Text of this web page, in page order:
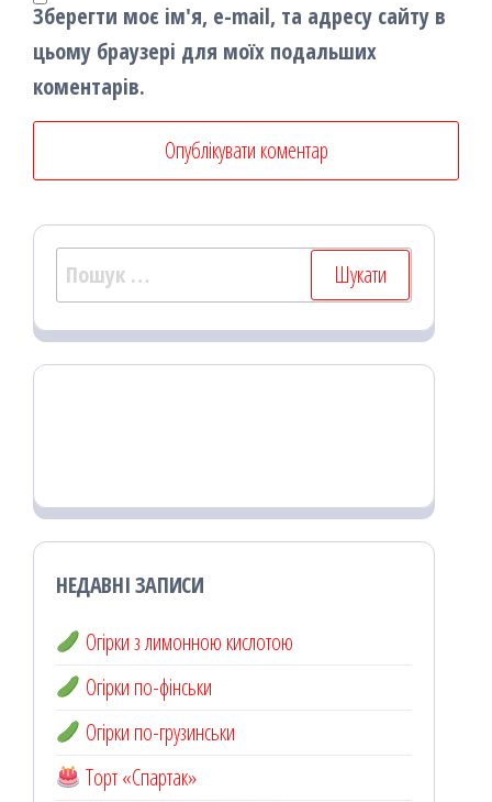
Зберегти моє ім'я, e-mail, та адресу сайту в
цьому браузері для моїх подальших
коментарів.
Пошук:
НЕДАВНІ ЗАПИСИ
Огірки з лимонною кислотою
Огірки по-фінськи
Огірки по-грузинськи
Торт «Спартак»